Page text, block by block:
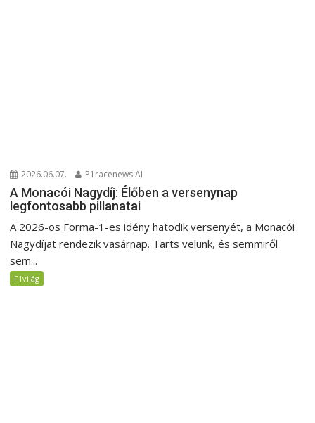
2026.06.07. P1racenews AI
A Monacói Nagydíj: Élőben a versenynap
legfontosabb pillanatai
A 2026-os Forma-1-es idény hatodik versenyét, a Monacói
Nagydíjat rendezik vasárnap. Tarts velünk, és semmiről
sem...
F1világ